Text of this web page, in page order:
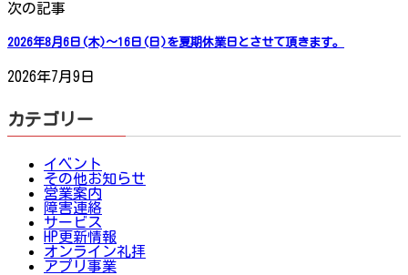
次の記事
2026年8月6日(木)〜16日(日)を夏期休業日とさせて頂きます。
2026年7月9日
カテゴリー
イベント
その他お知らせ
営業案内
障害連絡
サービス
HP更新情報
オンライン礼拝
アプリ事業